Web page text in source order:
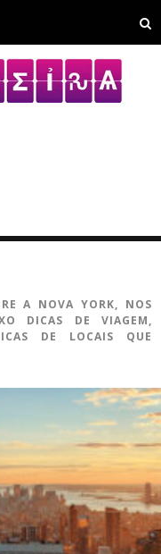
A NOVA YORK, NOS
DICAS DE VIAGEM,
DE LOCAIS QUE